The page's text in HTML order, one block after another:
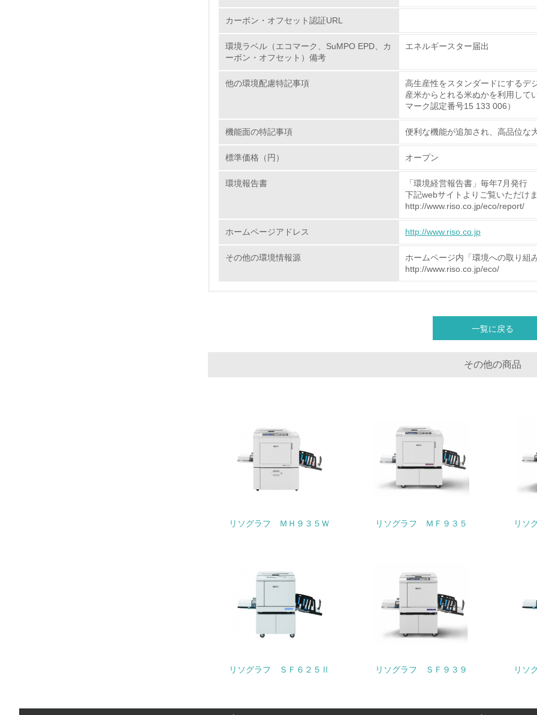
14. <L2> 購入している製品・サービスの量と種類を把握し、具体的
非該当（包装・物流を必要とする業務を行っていない）
<L1> 環境負荷ができるだけ小さい包装・梱包を行っている
16. <L2> 環境負荷ができるだけ小さい物流を行っている
非該当（化学物質を使用していない）
17. <L1> 化学物質の使用量及び外部（大気・水・土壌）への排出量
18. <L2> 化学物質の使用量及び外部への排出量を把握し、具体的な
<L1> 廃棄物の発生量の削減及びリサイクルの推進、適正処理を
地域への貢献
<L1> 周辺地域の環境保全活動を行い、自治体や地域団体の活動
3.社会面の取り組み
24. <L1> 「公正・適正な取引」に関する方針、規定等を持っている
26. <L1> パンフレットやホームページ等で、自社の環境情報を積
カーボン・オフセット認証URL
環境ラベル（エコマーク、SuMPO EPD、カ
ーボン・オフセット）備考
エネルギースター届出
他の環境配慮特記事項
高生産性をスタンダードにするデ
産米からとれる米ぬかを利用して
マーク認定番号15 133 006）
機能面の特記事項 便利な機能が追加され、高品位な
標準価格（円） オープン
環境報告書
「環境経営報告書」毎年7月発行
下記webサイトよりご覧いただけま
http://www.riso.co.jp/eco/report/
ホームページアドレス http://www.riso.co.jp
その他の環境情報源
ホームページ内「環境への取り組み
http://www.riso.co.jp/eco/
一覧に戻る
その他の商品
リソグラフ ＭＨ９３５Ｗ リソグラフ ＭＦ９３５ リソ
リソグラフ ＳＦ６２５Ⅱ リソグラフ ＳＦ９３９ リソ